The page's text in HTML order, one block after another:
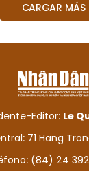
CARGAR MÁS
Editor: Le
71 Hang
(84) 24